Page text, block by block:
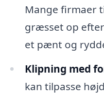
Mange firmaer
græsset op
et pænt og
Klipning med
kan tilpasse